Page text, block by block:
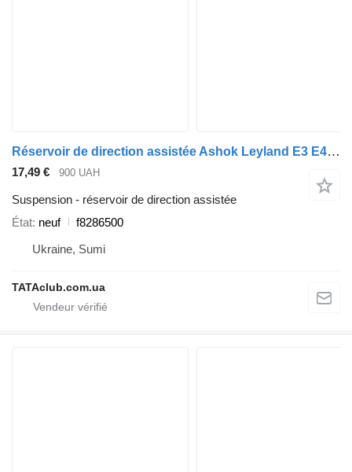
Réservoir de direction assistée Ashok Leyland E3 E4 E5 f8286500 pour bus BAZ
17,49 € 900 UAH
Suspension - réservoir de direction assistée
État neuf
f8286500
Ukraine, Sumi
TATAclub.com.ua